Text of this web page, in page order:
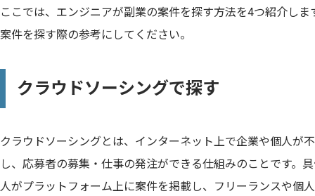
ここでは、エンジニアが副業の案件を探す方法を4つ紹介し
案件を探す際の参考にしてください。
クラウドソーシングで探す
クラウドソーシングとは、インターネット上で企業や個人が
し、応募者の募集・仕事の発注ができる仕組みのことです。
人がプラットフォーム上に案件を掲載し、フリーランスや個